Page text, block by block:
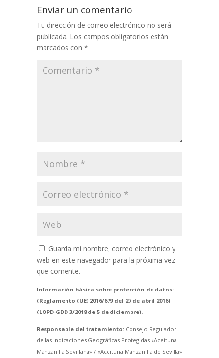
Enviar un comentario
Tu dirección de correo electrónico no será
publicada. Los campos obligatorios están
marcados con *
Guarda mi nombre, correo electrónico y
web en este navegador para la próxima vez
que comente.
Información básica sobre protección de datos:
(Reglamento (UE) 2016/679 del 27 de abril 2016)
(LOPD-GDD 3/2018 de 5 de diciembre).
Responsable del tratamiento:Consejo Regulador
de las Indicaciones Geográficas Protegidas «Aceituna
Manzanilla Sevillana» / «Aceituna Manzanilla de Sevilla»